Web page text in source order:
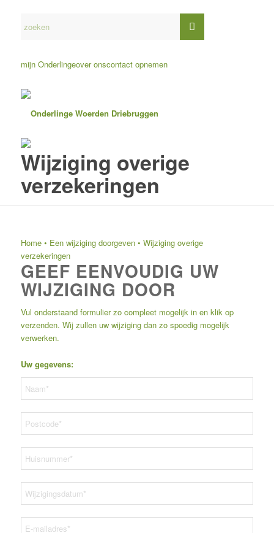
mijn Onderlingeover onscontact opnemen
Wijziging overige
verzekeringen
Home• Een wijziging doorgeven• Wijziging overige
verzekeringen
GEEF EENVOUDIG UW
WIJZIGING DOOR
Vul onderstaand formulier zo compleet mogelijk in en klik op
verzenden. Wij zullen uw wijziging dan zo spoedig mogelijk
verwerken.
Uw gegevens: